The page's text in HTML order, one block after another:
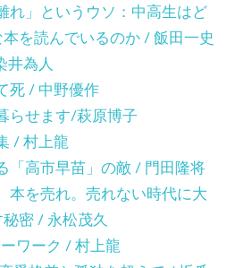
れ」というウソ：中高生はど
を読んでいるのか / 飯田一史
井為人
死 / 中野優作
らせます/萩原博子
/ 村上龍
「高市早苗」の敵 / 門田隆将
本を売れ。売れない時代に大
密 / 永松茂久
ワーク / 村上龍